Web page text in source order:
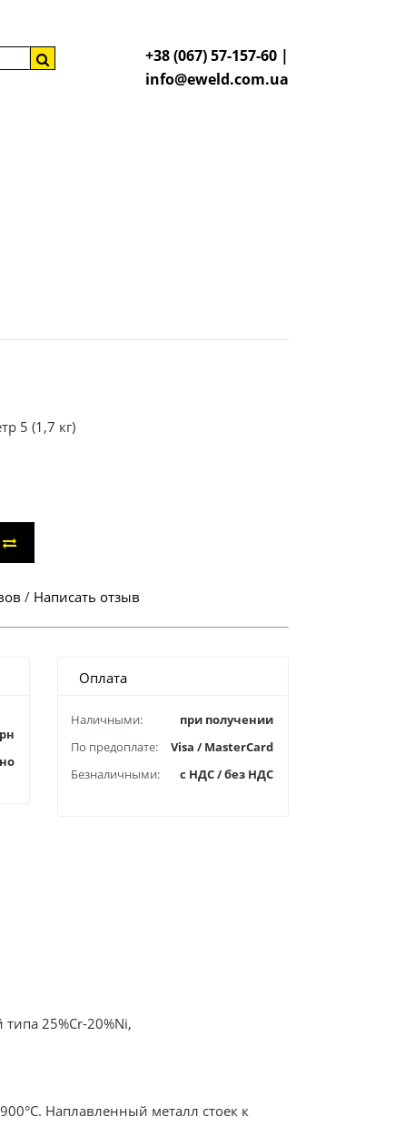
+38 (067) 57-157-60 |
info@eweld.com.ua
5 (1,7 кг)
/ Написать отзыв
Оплата
Наличными:
при получении
По предоплате:
Visa / MasterCard
Безналичными:
с НДС / без НДС
25%Cr-20%Ni,
Наплавленный металл стоек к